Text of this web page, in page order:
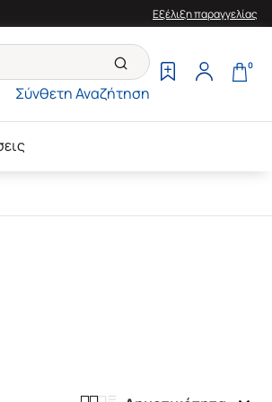
Εξέλιξη παραγγελίας
Σύνθετη Αναζήτηση
0